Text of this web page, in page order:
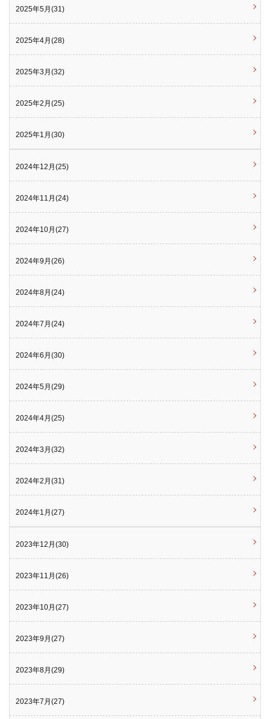
2025年5月(31)
2025年4月(28)
2025年3月(32)
2025年2月(25)
2025年1月(30)
2024年12月(25)
2024年11月(24)
2024年10月(27)
2024年9月(26)
2024年8月(24)
2024年7月(24)
2024年6月(30)
2024年5月(29)
2024年4月(25)
2024年3月(32)
2024年2月(31)
2024年1月(27)
2023年12月(30)
2023年11月(26)
2023年10月(27)
2023年9月(27)
2023年8月(29)
2023年7月(27)